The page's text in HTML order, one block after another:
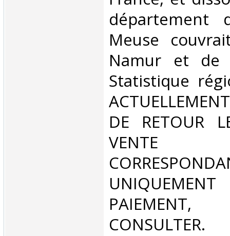
département
Meuse
Namur et de
Statistique
DE RETOUR
CONSULTER.‎